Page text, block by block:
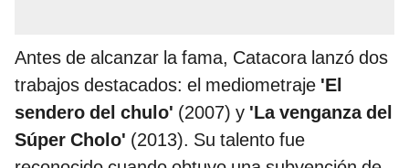
Antes de alcanzar la fama, Catacora lanzó dos
trabajos destacados: el mediometraje 'El
sendero del chulo' (2007) y 'La venganza del
Súper Cholo' (2013). Su talento fue